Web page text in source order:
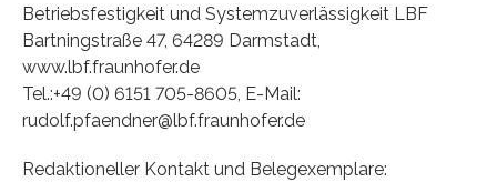
Betriebsfestigkeit und Systemzuverlässigkeit LBF
Bartningstraße 47, 64289 Darmstadt,
www.lbf.fraunhofer.de
Tel.:+49 (0) 6151 705-8605, E-Mail:
rudolf.pfaendner@lbf.fraunhofer.de
Redaktioneller Kontakt und Belegexemplare: